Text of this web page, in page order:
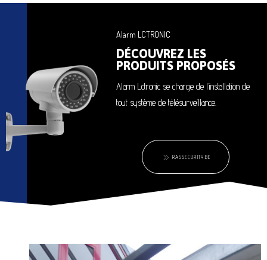
Alarm LCTRONIC
DÉCOUVREZ LES
PRODUITS PROPOSÉS
Alarm Lctronic se charge de l’installation de
tout système de télésurveillance.
RASSECURITY.BE